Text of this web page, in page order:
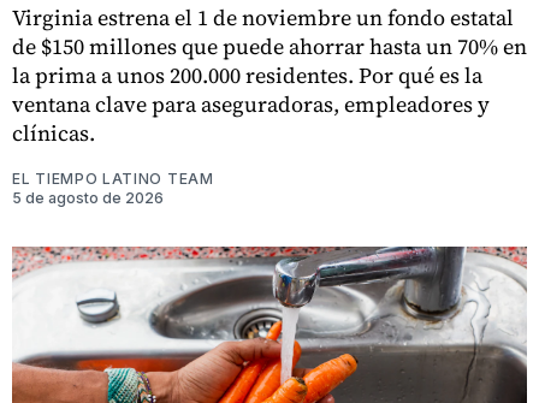
Virginia estrena el 1 de noviembre un fondo estatal
de $150 millones que puede ahorrar hasta un 70% en
la prima a unos 200.000 residentes. Por qué es la
ventana clave para aseguradoras, empleadores y
clínicas.
EL TIEMPO LATINO TEAM
5 de agosto de 2026